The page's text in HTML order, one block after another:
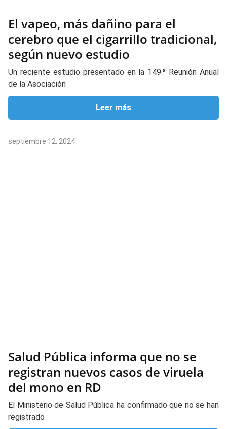
El vapeo, más dañino para el
cerebro que el cigarrillo tradicional,
según nuevo estudio
Un reciente estudio presentado en la 149.ª Reunión Anual
de la Asociación
Leer más
septiembre 12, 2024
Salud Pública informa que no se
registran nuevos casos de viruela
del mono en RD
El Ministerio de Salud Pública ha confirmado que no se han
registrado